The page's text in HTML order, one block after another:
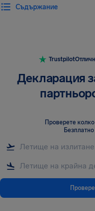
Съдържание
Trustpilot
Декларация
Проверете